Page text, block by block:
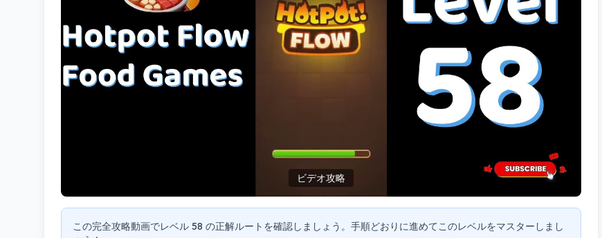
ビデオ攻略
この完全攻略動画でレベル 58 の正解ルートを確認しましょう。手順どおりに進めてこのレベルをマスターしまし